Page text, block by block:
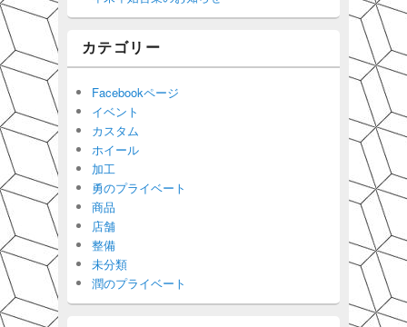
カテゴリー
Facebookページ
イベント
カスタム
ホイール
加工
勇のプライベート
商品
店舗
整備
未分類
潤のプライベート